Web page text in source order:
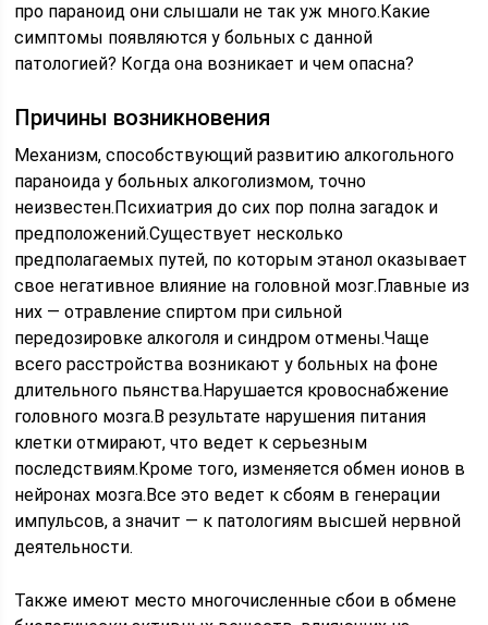
про параноид они слышали не так уж много.Какие
симптомы появляются у больных с данной
патологией? Когда она возникает и чем опасна?
Причины возникновения
Механизм, способствующий развитию алкогольного
параноида у больных алкоголизмом, точно
неизвестен.Психиатрия до сих пор полна загадок и
предположений.Существует несколько
предполагаемых путей, по которым этанол оказывает
свое негативное влияние на головной мозг.Главные из
них — отравление спиртом при сильной
передозировке алкоголя и синдром отмены.Чаще
всего расстройства возникают у больных на фоне
длительного пьянства.Нарушается кровоснабжение
головного мозга.В результате нарушения питания
клетки отмирают, что ведет к серьезным
последствиям.Кроме того, изменяется обмен ионов в
нейронах мозга.Все это ведет к сбоям в генерации
импульсов, а значит — к патологиям высшей нервной
деятельности.
Также имеют место многочисленные сбои в обмене